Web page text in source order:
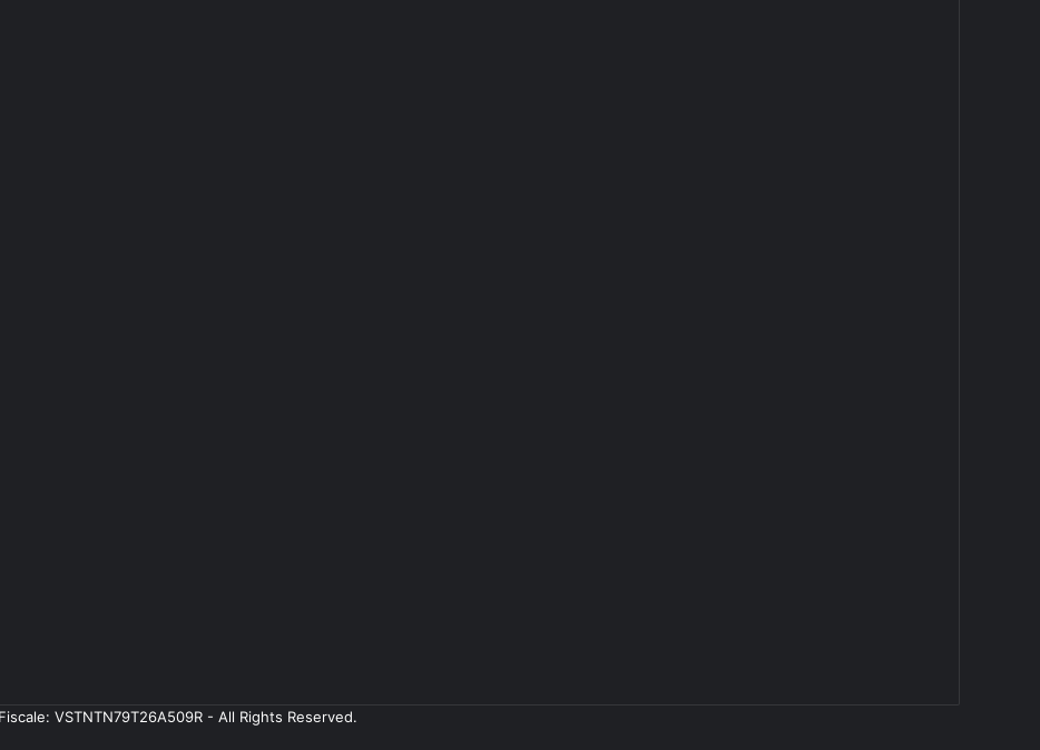
VSTNTN79T26A509R - All Rights Reserved.